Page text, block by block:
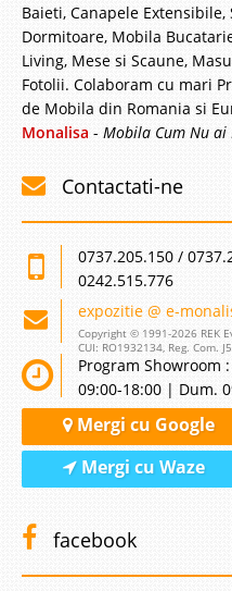
Baieti, Canapele Extensibile,
Dormitoare, Mobila
Living, Mese si Scaune,
Fotolii. Colaboram cu mari
de Mobila din Romania si
Monalisa - Mobila Cum Nu ai
Contactati-ne
0737.205.150 /
0242.515.776
expozitie @ e-
Copyright © 1991-2026 REK
CUI: RO1932134, Reg. Com.
Program Showroom :
09:00-18:00 | Dum.
Mergi cu Google
Mergi cu Waze
facebook